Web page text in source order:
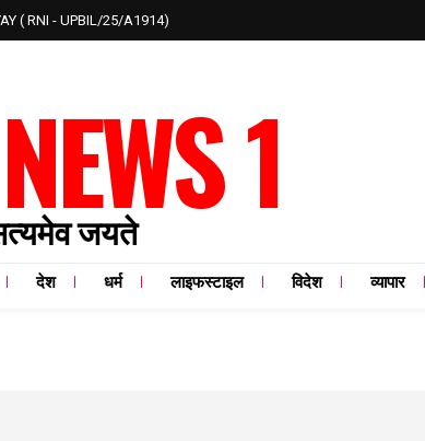
( RNI - UPBIL/25/A1914)
1
जयते
देश धर्म लाइफस्टाइल विदेश व्यापार